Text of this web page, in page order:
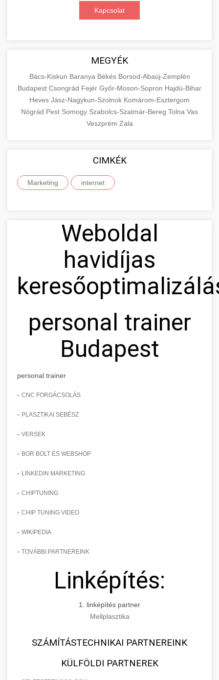
Kapcsolat
MEGYÉK
Bács-Kiskun Baranya Békés Borsod-Abaúj-Zemplén
Budapest Csongrád Fejér Győr-Moson-Sopron Hajdú-Bihar
Heves Jász-Nagykun-Szolnok Komárom-Esztergom
Nógrád Pest Somogy Szabolcs-Szatmár-Bereg Tolna Vas
Veszprém Zala
CIMKÉK
Marketing internet
Weboldal
havidíjas
personal trainer
Budapest
personal trainer
- CNC FORGÁCSOLÁS
- PLASZTIKAI SEBÉSZ
- VERSEK
- BOR BOLT ÉS WEBSHOP
- LINKEDIN MARKETING
- CHIPTUNING
- CHIP TUNING VIDEO
- WIKIPEDIA
- TOVÁBBI PARTNEREINK
Linképítés:
1. linképítés partner
Mellplasztika
SZÁMÍTÁSTECHNIKAI PARTNEREINK
KÜLFÖLDI PARTNEREK